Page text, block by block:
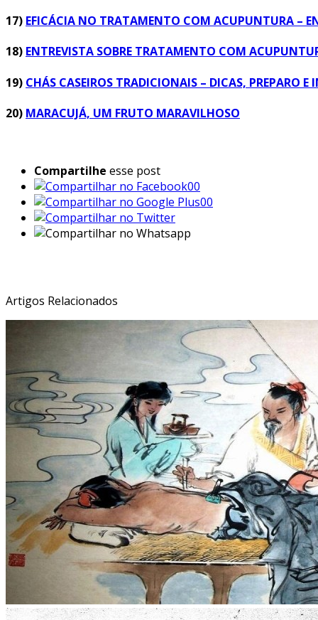
17) EFICÁCIA NO TRATAMENTO COM ACUPUNTURA –
18) ENTREVISTA SOBRE TRATAMENTO COM
19) CHÁS CASEIROS TRADICIONAIS – DICAS, PREPARO E
20) MARACUJÁ, UM FRUTO MARAVILHOSO
Compartilhe esse post
00
00
Artigos Relacionados